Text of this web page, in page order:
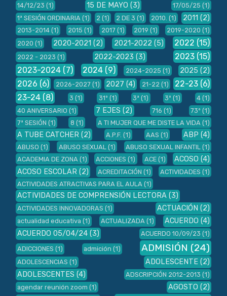
14/12/23 (1) 15 DE MAYO (3) 17/05/25 (1)
1ª SESIÓN ORDINARIA (1) 2 (1) 2 DE 3 (1) 2010. (1) 2011 (2)
2013-2014 (1) 2015 (1) 2017 (1) 2019 (1) 2019-2020 (1)
2020 (1) 2020-2021 (2) 2021-2022 (5) 2022 (15)
2022 - 2023 (1) 2022-2023 (3) 2023 (15)
2023-2024 (7) 2024 (9) 2024-2025 (1) 2025 (2)
2026 (6) 2026-2027 (1) 2027 (4) 21-22 (1) 22-23 (6)
23-24 (8) 3 (1) 31º (1) 3ª (1) 3º (1) 4 (1)
40 ANIVERSARIO (1) 7 EJES (2) 716 (1) 73º (1)
7ª SESIÓN (1) 8 (1) A TI MUJER QUE ME DISTE LA VIDA (1)
A TUBE CATCHER (2) A.P.F. (1) AAS (1) ABP (4)
ABUSO (1) ABUSO SEXUAL (1) ABUSO SEXUAL INFANTIL (1)
ACADEMIA DE ZONA (1) ACCIONES (1) ACE (1) ACOSO (4)
ACOSO ESCOLAR (2) ACREDITACIÓN (1) ACTIVIDADES (1)
ACTIVIDADES ATRACTIVAS PARA EL AULA (1)
ACTIVIDADES DE COMPRENSIÓN LECTORA (3)
ACTIVIDADES INNOVADORAS (1) ACTUACIÓN (2)
actualidad educativa (1) ACTUALIZADA (1) ACUERDO (4)
ACUERDO 05/04/24 (3) ACUERDO 10/09/23 (1)
ADICCIONES (1) admición (1) ADMISIÓN (24)
ADOLESCENCIAS (1) ADOLESCENTE (2)
ADOLESCENTES (4) ADSCRIPCIÓN 2012-2013 (1)
agendar reunión zoom (1) AGOSTO (2)